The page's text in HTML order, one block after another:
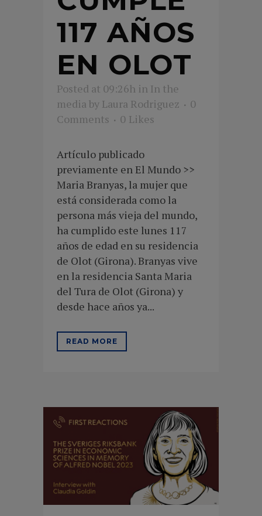
117 AÑOS
EN OLOT
Posted at 09:26h in In the
media by Laura Rodriguez
0
Comments
0 Likes
Artículo publicado
previamente en El Mundo >>
Maria Branyas, la mujer que
está considerada como la
persona más vieja del mundo,
ha cumplido este lunes 117
años de edad en su residencia
de Olot (Girona). Branyas vive
en la residencia Santa Maria
del Tura de Olot (Girona) y
desde hace años ya...
READ MORE